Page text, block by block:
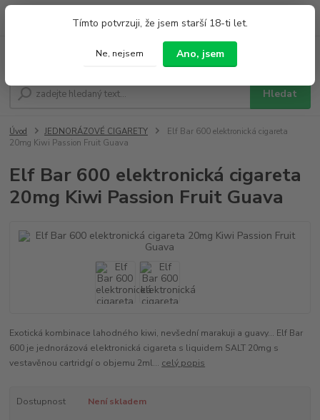
Tímto potvrzuji, že jsem starší 18-ti let.
Ne, nejsem Ano, jsem
Hledat
Po - Pá 9:00 - 19:00 So 9:00 - 14:00
Úvod JEDNORÁZOVÉ CIGARETY
Elf Bar 600 elektronická cigareta
20mg Kiwi Passion Fruit Guava
Elf Bar 600 elektronická cigareta
20mg Kiwi Passion Fruit Guava
Exotická kombinace lahodného kiwi, nevšední marakuji a guavy... Elf Bar
600 je jednorázová elektronická cigareta s liquidem SALT 20mg s
vestavěnou cartridgí o objemu 2ml... celý popis
Dostupnost Není skladem